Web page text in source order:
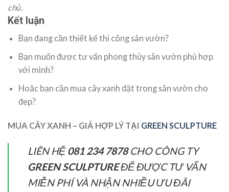
chủ.
Kết luận
Bạn đang cần thiết kế thi công sân vườn?
Bạn muốn được tư vấn phong thủy sân vườn phù hợp
với mình?
Hoặc bạn cần mua cây xanh đặt trong sân vườn cho
đẹp?
MUA CÂY XANH – GIÁ HỢP LÝ TẠI GREEN SCULPTURE
LIÊN HỆ081 234 7878CHO CÔNG TY
GREEN SCULPTUREĐỂ ĐƯỢC TƯ VẤN
MIỄN PHÍ VÀ NHẬN NHIỀU ƯU ĐÃI